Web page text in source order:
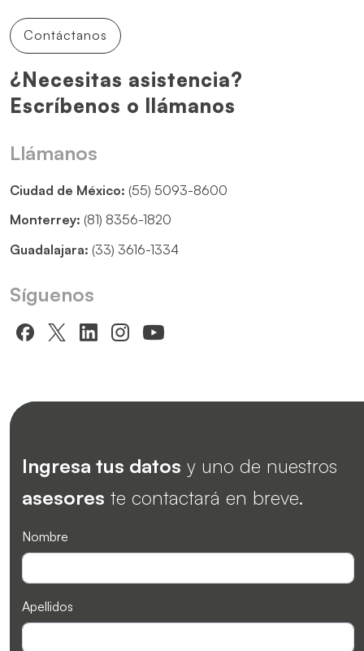
Contáctanos
¿Necesitas asistencia?
Escríbenos o llámanos
Llámanos
Ciudad de México: (55) 5093-8600
Monterrey: (81) 8356-1820
Guadalajara: (33) 3616-1334
Síguenos
Ingresa tus datos y uno de nuestros
asesores te contactará en breve.
Nombre
Apellidos